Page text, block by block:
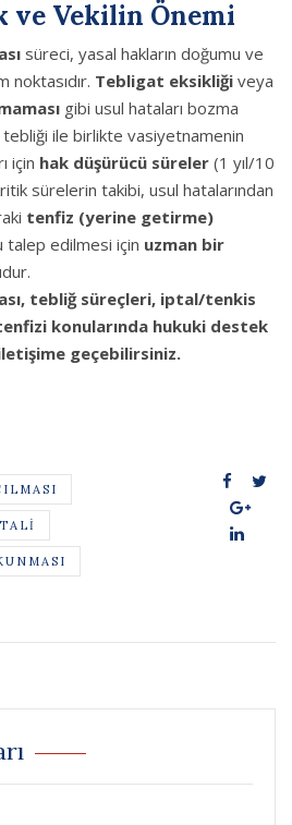
ve Vekilin Önemi
süreci, yasal hakların doğumu ve
noktasıdır. Tebligat eksikliği veya
gibi usul hataları bozma
tebliği ile birlikte vasiyetnamenin
için hak düşürücü süreler (1 yıl/10
sürelerin takibi, usul hatalarından
tenfiz (yerine getirme)
talep edilmesi için uzman bir
tebliğ süreçleri, iptal/tenkis
konularında hukuki destek
geçebilirsiniz.